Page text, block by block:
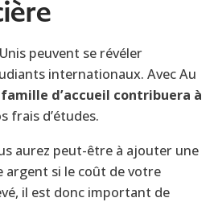
peuvent se révéler
internationaux. Avec Au
famille d’accueil contribuera à
frais d’études.
aurez peut-être à ajouter une
si le coût de votre
il est donc important de